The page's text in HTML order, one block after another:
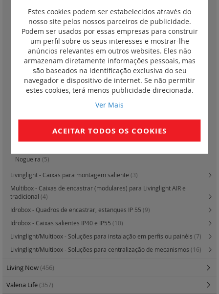
Verde(8)
Laranja(8)
(9)
London Fog(9)
Acquamarine
Cinzento gelo(9)
Antracite(9)
Tech(9)
Nogueira (5)
Livinglight - Caixas para montagem saliente (3)
Multibox - Caixas de encastrar (modulares) para Livinglight AIR e
tradicional (4)
Idrobox - Quadros de encastrar, estanques IP 55 (9)
Idrobox - Caixas salientes IP40 e IP55 (10)
Livinglight/Multibox - Soluções para instalação em perfis ou painéis (7)
Livinglight/Multibox - Soluções para centralização de mecanismos (16)
Living Now(456)
Valena Life(357)
Estes cookies podem ser estabelecidos através do
nosso site pelos nossos parceiros de publicidade.
Podem ser usados por essas empresas para construir
um perfil sobre os seus interesses e mostrar-lhe
anúncios relevantes em outros websites. Eles não
armazenam diretamente informações pessoais, mas
são baseados na identificação exclusiva do seu
navegador e dispositivo de internet. Se não permitir
estes cookies, terá menos publicidade direcionada.
Ver Mais
ACEITAR TODOS OS COOKIES